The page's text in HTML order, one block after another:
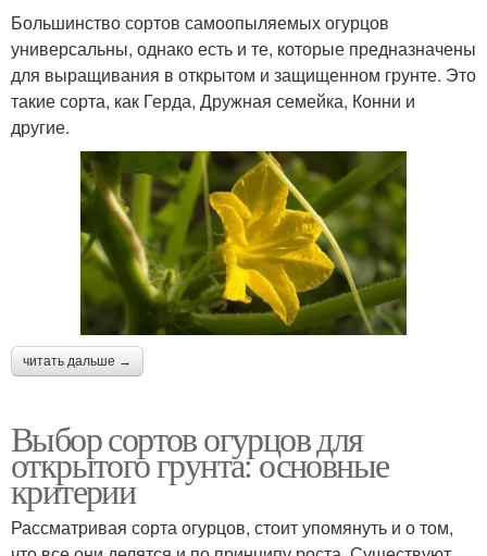
Большинство сортов самоопыляемых огурцов
универсальны, однако есть и те, которые предназначены
для выращивания в открытом и защищенном грунте. Это
такие сорта, как Герда, Дружная семейка, Конни и
другие.
читать дальше →
Выбор сортов огурцов для
открытого грунта: основные
критерии
Рассматривая сорта огурцов, стоит упомянуть и о том,